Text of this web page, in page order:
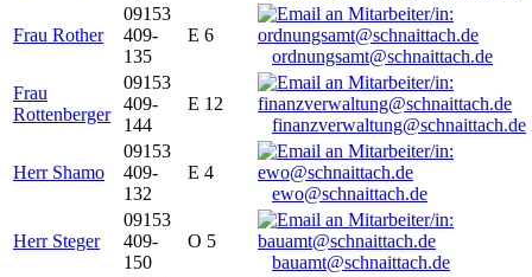
Frau Rother
09153
409-
135
E 6
ordnungsamt@schnaittach.de
Frau
Rottenberger
09153
409-
144
E 12
finanzverwaltung@schnaittach.de
Herr Shamo
09153
409-
132
E 4
ewo@schnaittach.de
Herr Steger
09153
409-
150
O 5
bauamt@schnaittach.de